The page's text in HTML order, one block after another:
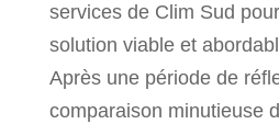
services de Clim Sud
solution viable et
Après une période de
comparaison minutieuse